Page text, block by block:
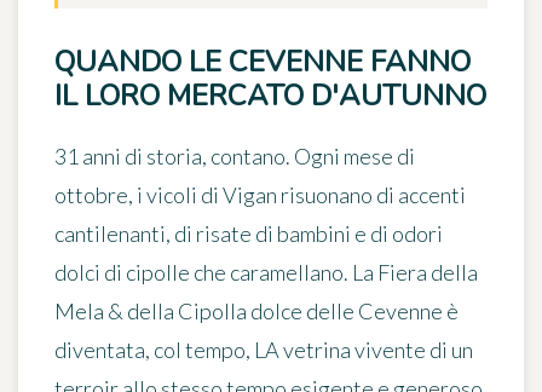
QUANDO LE CEVENNE FANNO
IL LORO MERCATO D'AUTUNNO
31 anni di storia, contano. Ogni mese di
ottobre, i vicoli di Vigan risuonano di accenti
cantilenanti, di risate di bambini e di odori
dolci di cipolle che caramellano. La Fiera della
Mela & della Cipolla dolce delle Cevenne è
diventata, col tempo, LA vetrina vivente di un